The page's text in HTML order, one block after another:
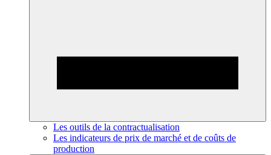
Les outils de la contractualisation
Les indicateurs de prix de marché et de coûts de
production